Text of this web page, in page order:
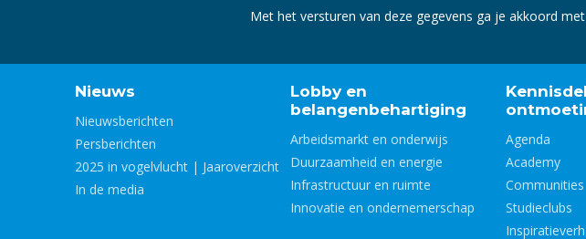
Met het versturen van deze gegevens ga je akkoord
Nieuws
Nieuwsberichten
Persberichten
2025 in vogelvlucht | Jaaroverzicht
In de media
Lobby en
belangenbehartiging
Arbeidsmarkt en onderwijs
Duurzaamheid en energie
Infrastructuur en ruimte
Innovatie en ondernemerschap
Agenda
Academy
Communities
Studieclubs